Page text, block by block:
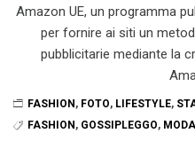
Amazon UE, un programma
per fornire ai siti un
pubblicitarie mediante la
FASHION, FOTO, LIFESTYLE,
FASHION, GOSSIPLEGGO, MODA